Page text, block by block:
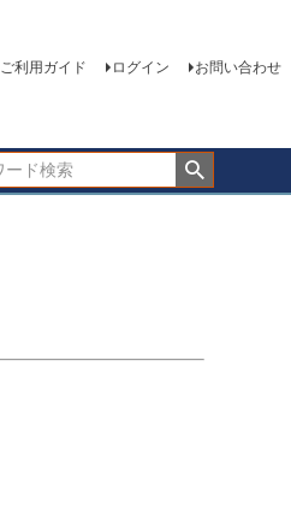
ご利用ガイド ログイン お問い合わせ